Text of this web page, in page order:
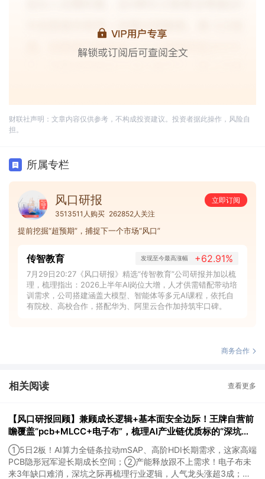
财联社声明：文章内容仅供参考，不构成投资建议。投资者据此操作，风险自
担。
所属专栏
风口研报
立即订阅
3513511人购买 262852人关注
提前挖掘“超预期”，捕捉下一个市场“风口”
传智教育 发现至今最高涨幅 +62.91%
7月29日20:27《风口研报》精选“传智教育”公司研报并加以梳
理，梳理指出：2026上半年AI岗位大增，人才供需错配带动培
训需求，公司搭建涵盖大模型、智能体等多元AI课程，依托自
有院校、高校合作，搭配华为、阿里云合作加持筑牢口碑。
商务合作
相关阅读 查看更多
【风口研报回顾】兼顾成长逻辑+基本面安全边际！王牌自营前
瞻覆盖“pcb+MLCC+电子布”，梳理AI产业链优质标的“深坑起
跳”
①5日2板！AI算力全链条拉动mSAP、高阶HDI长期需求，这家高端
PCB隐形冠军迎长期成长空间；②产能释放跟不上需求！电子布未
来3年缺口难消，深坑之际再梳理行业逻辑，人气龙头涨超3成；